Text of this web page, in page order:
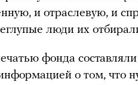
и отраслевую, и
люди их
фонда
о том, что